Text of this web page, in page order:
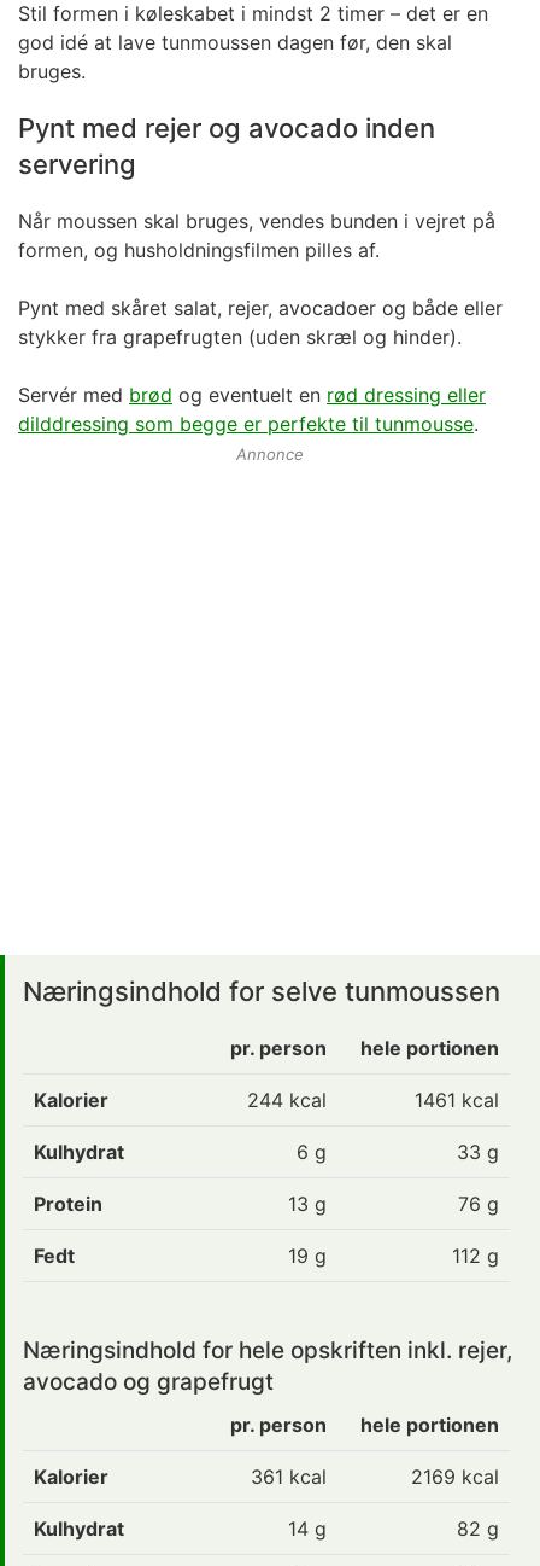
Stil formen i køleskabet i mindst 2 timer – det er en
god idé at lave tunmoussen dagen før, den skal
bruges.
Pynt med rejer og avocado inden
servering
Når moussen skal bruges, vendes bunden i vejret på
formen, og husholdningsfilmen pilles af.
Pynt med skåret salat, rejer, avocadoer og både eller
stykker fra grapefrugten (uden skræl og hinder).
Servér med brød og eventuelt en rød dressing eller
dilddressing som begge er perfekte til tunmousse.
Annonce
Næringsindhold for selve tunmoussen
pr. person hele portionen
Kalorier 244 kcal 1461 kcal
Kulhydrat 6 g 33 g
Protein 13 g 76 g
Fedt 19 g 112 g
Næringsindhold for hele opskriften inkl. rejer,
avocado og grapefrugt
pr. person hele portionen
Kalorier 361 kcal 2169 kcal
Kulhydrat 14 g 82 g